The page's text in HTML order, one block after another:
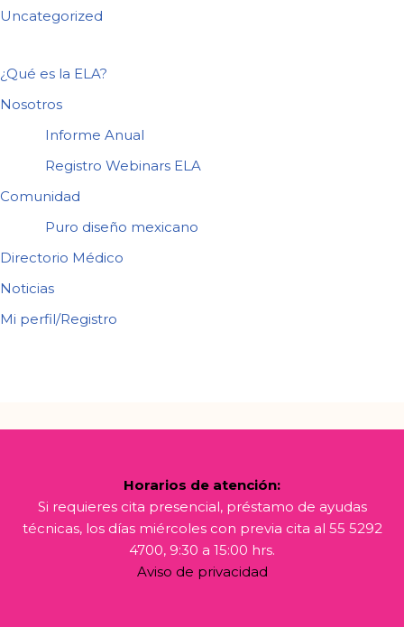
Uncategorized
¿Qué es la ELA?
Nosotros
Informe Anual
Registro Webinars ELA
Comunidad
Puro diseño mexicano
Directorio Médico
Noticias
Mi perfil/Registro
Horarios de atención:
Si requieres cita presencial, préstamo de ayudas
técnicas, los días miércoles con previa cita al 55 5292
4700, 9:30 a 15:00 hrs.
Aviso de privacidad